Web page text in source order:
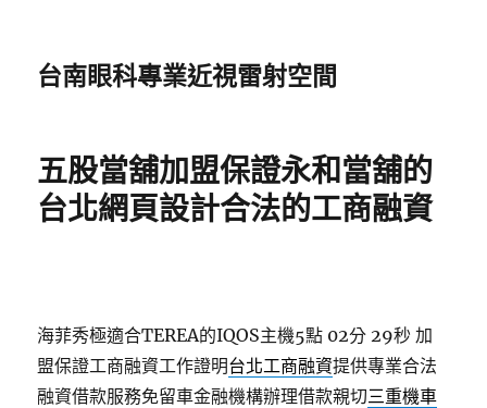
台南眼科專業近視雷射空間
五股當舖加盟保證永和當舖的
台北網頁設計合法的工商融資
海菲秀極適合TEREA的IQOS主機5點 02分 29秒 加
盟保證工商融資工作證明台北工商融資提供專業合法
融資借款服務免留車金融機構辦理借款親切三重機車